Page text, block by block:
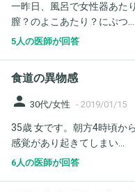
一昨日、風呂で女性器あた
膣？のよこあたり？にぷつ...
5人の医師が回答
食道の異物感
person 30代/女性 - 2019/01/15
35歳 女です。朝方4時頃か
感覚があり起きてしまい...
6人の医師が回答